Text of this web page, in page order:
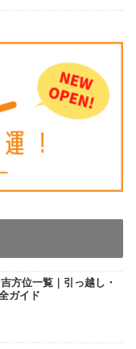
方位一覧｜引っ越し・
ガイド